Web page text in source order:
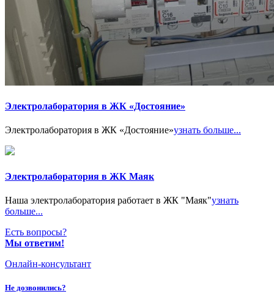
Электролаборатория в ЖК «Достояние»
Электролаборатория в ЖК «Достояние»узнать больше...
Электролаборатория в ЖК Маяк
Наша электролаборатория работает в ЖК "Маяк"узнать
больше...
Есть вопросы?
Мы ответим!
Онлайн-консультант
Не дозвонились?